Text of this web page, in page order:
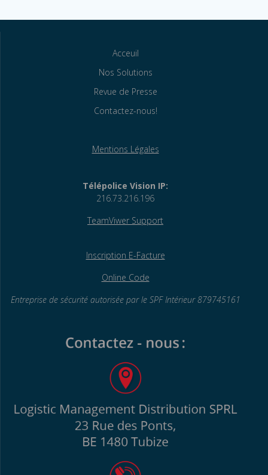
Acceuil
Nos Solutions
Revue de Presse
Contactez-nous!
Mentions Légales
Télépolice Vision IP:
216.73.216.196
TeamViwer Support
Inscription E-Facture
Online Code
Entreprise de sécurité autorisée par le SPF Intérieur 879745161